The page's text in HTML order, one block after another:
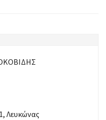
Λευκώνας